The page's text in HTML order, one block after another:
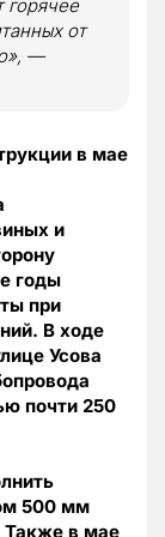
горячее
от
—
в мае
и
годы
при
В ходе
Усова
почти 250
500 мм
Также в мае